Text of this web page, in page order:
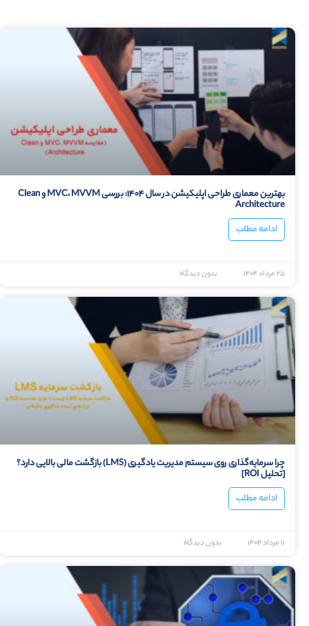
بهترین معماری طراحی اپلیکیشن در سال ۱۴۰۴: بررسی MVC، MVVM و Clean
Architecture
ادامه مطلب
۲۵ مرداد ۱۴۰۴ بدون دیدگاه
چرا سرمایه‌گذاری روی سیستم مدیریت یادگیری (LMS) بازگشت مالی بالایی دارد؟
[تحلیل ROI]
ادامه مطلب
۱۱ مرداد ۱۴۰۴ بدون دیدگاه